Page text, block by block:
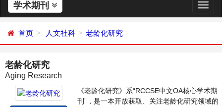
学术期刊
切
换
首页 人文社科 老龄化研究
老龄化研究
Aging Research
《老龄化研究》系“RCCSE中文OA核心学术期
刊”，是一本开放获取、关注老龄化研究领域的